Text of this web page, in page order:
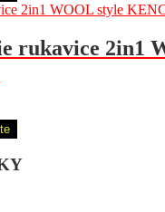
rukavice 2in1